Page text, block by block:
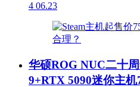
4 06.23
华硕ROG NUC二十
9+RTX 5090迷你主机